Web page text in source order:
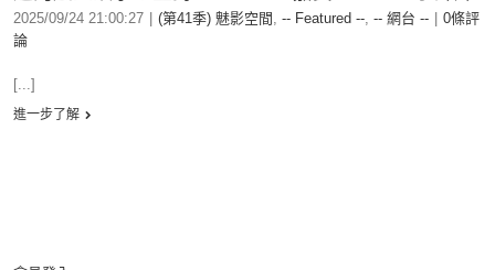
2025/09/24 21:00:27 (第41季) 魅影空間 , -- Featured --, -- 網台 --
0條評
論
[...]
進一步了解